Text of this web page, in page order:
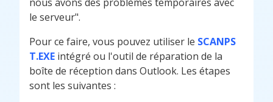
le serveur".
Pour ce faire, vous pouvez utiliser le SCANPS
T.EXE intégré ou l'outil de réparation de la
boîte de réception dans Outlook. Les étapes
sont les suivantes :